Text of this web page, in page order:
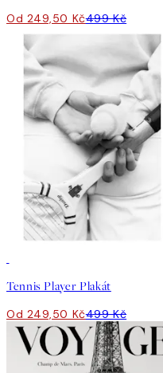
Od 249,50 Kč499 Kč
Tennis Player Plakát
Od 249,50 Kč499 Kč